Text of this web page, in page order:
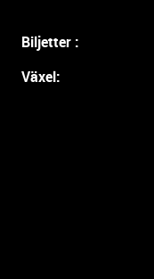
Biljetter :
Växel: